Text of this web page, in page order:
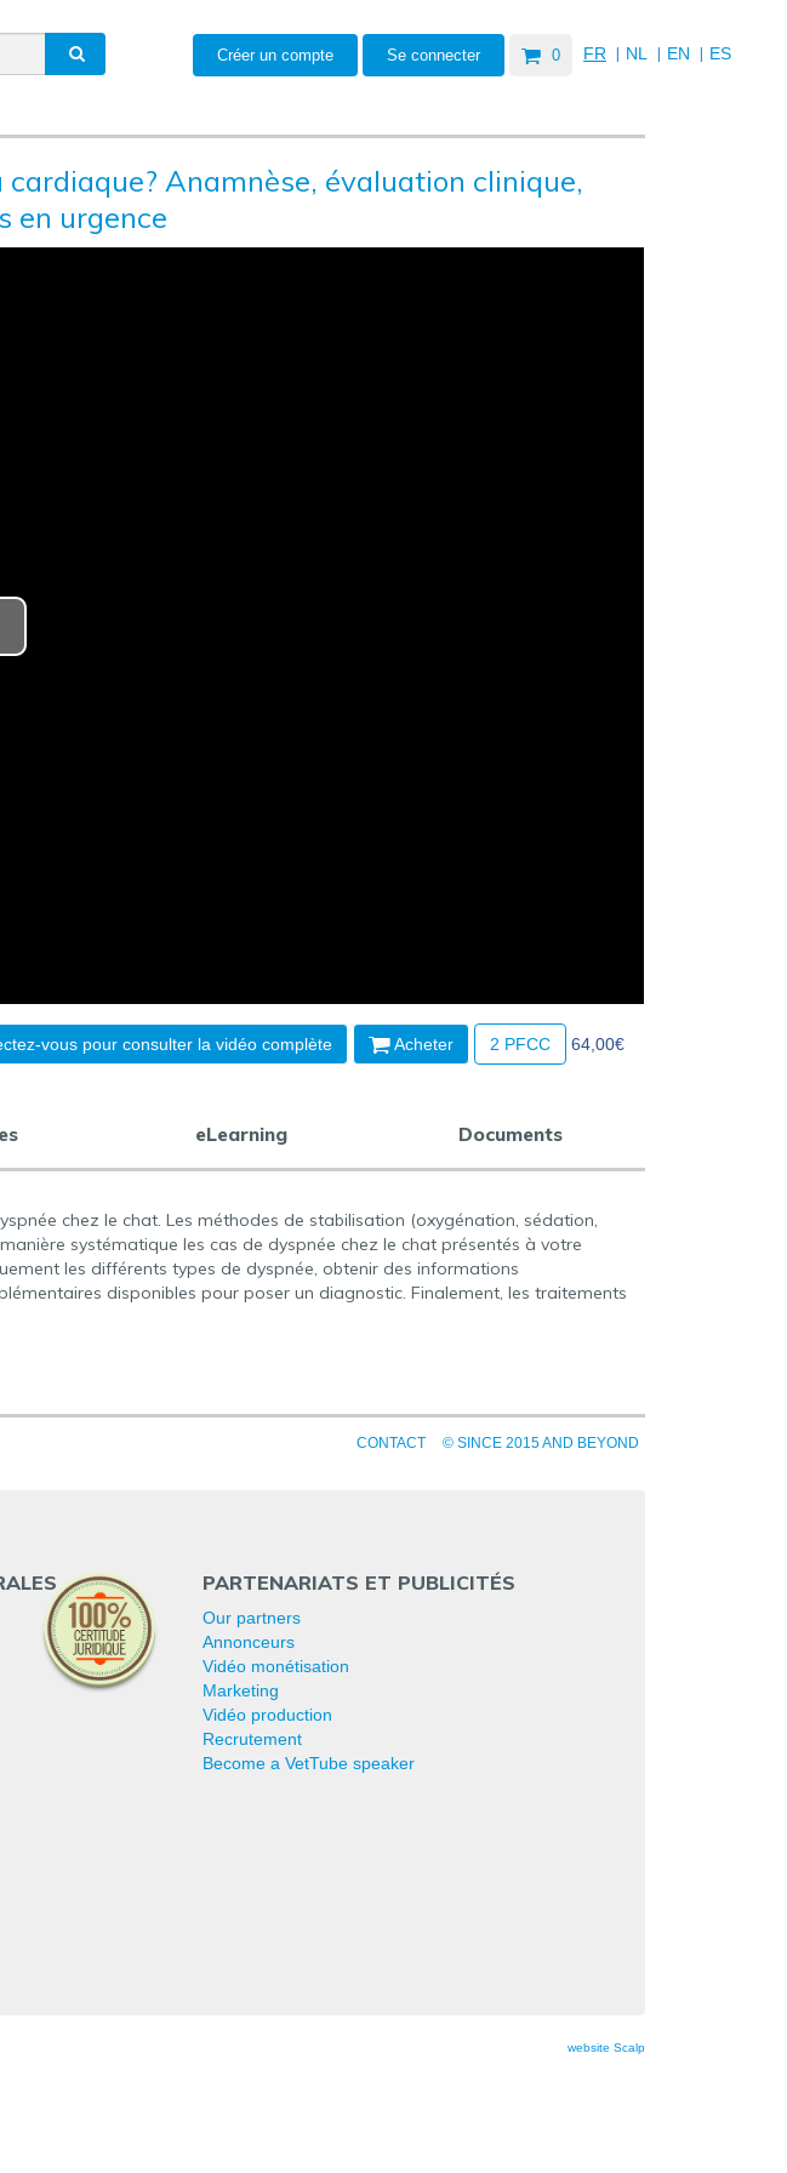
Créer un compte Se connecter 0 FR | NL | EN | ES
Anamnèse, évaluation clinique,
en urgence
64,00€
2 PFCC
Acheter
vous pour consulter la vidéo complète
eLearning Documents
chez le chat. Les méthodes de stabilisation (oxygénation, sédation,
systématique les cas de dyspnée chez le chat présentés à votre
les différents types de dyspnée, obtenir des informations
disponibles pour poser un diagnostic. Finalement, les traitements
CONTACT © SINCE 2015 AND BEYOND
PARTENARIATS ET PUBLICITÉS
Our partners
Annonceurs
Vidéo monétisation
Marketing
Vidéo production
Recrutement
Become a VetTube speaker
website Scalp